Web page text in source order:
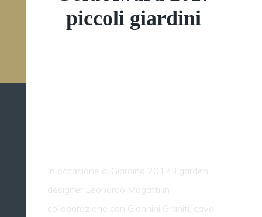
piccoli giardini
In occasione di Giardina 2017 il garden
designer Leonardo Magatti in
collaborazione con Giannini Graniti, cava